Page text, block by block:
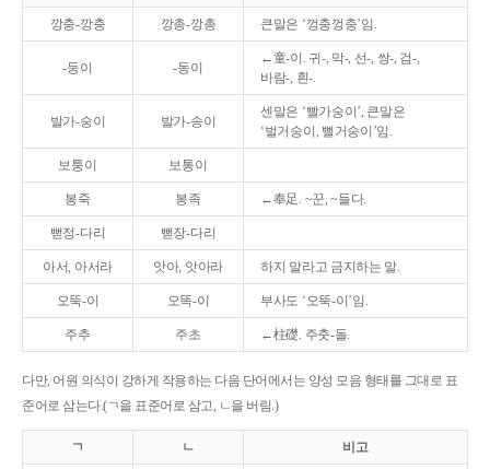
깡충-깡충 깡총-깡총 큰말은 ‘껑충껑충’임.
-둥이 -동이
←童-이. 귀-, 막-, 선-, 쌍-, 검-,
바람-, 흰-.
발가-숭이 발가-송이
센말은 ‘빨가숭이’, 큰말은
‘벌거숭이, 뻘거숭이’임.
보퉁이 보통이
봉죽 봉족 ←奉足. ~꾼, ~들다.
뻗정-다리 뻗장-다리
아서, 아서라 앗아, 앗아라 하지 말라고 금지하는 말.
오뚝-이 오똑-이 부사도 ‘오뚝-이’임.
주추 주초 ←柱礎. 주춧-돌.
다만, 어원 의식이 강하게 작용하는 다음 단어에서는 양성 모음 형태를 그대로 표
준어로 삼는다.(ㄱ을 표준어로 삼고, ㄴ을 버림.)
ㄱ ㄴ 비고